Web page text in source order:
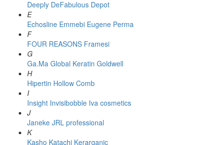
Deeply DeFabulous Depot
E
Echosline Emmebi Eugene Perma
F
FOUR REASONS Framesi
G
Ga.Ma Global Keratin Goldwell
H
Hipertin Hollow Comb
I
Insight Invisibobble Iva cosmetics
J
Janeke JRL professional
K
Kasho Katachi Kerarganic